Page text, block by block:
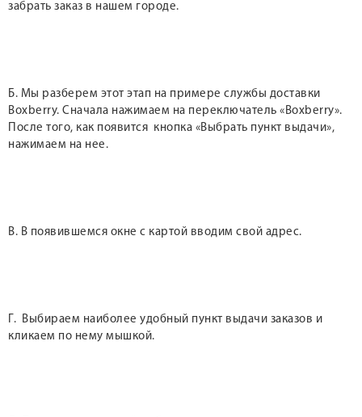
забрать заказ в нашем городе.
Б. Мы разберем этот этап на примере службы доставки
Boxberry. Сначала нажимаем на переключатель «Boxberry».
После того, как появится кнопка «Выбрать пункт выдачи»,
нажимаем на нее.
В. В появившемся окне с картой вводим свой адрес.
Г. Выбираем наиболее удобный пункт выдачи заказов и
кликаем по нему мышкой.